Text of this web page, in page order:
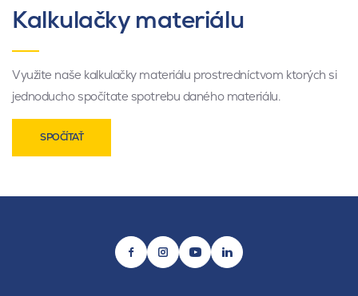
Kalkulačky materiálu
Využite naše kalkulačky materiálu prostredníctvom ktorých si
jednoducho spočítate spotrebu daného materiálu.
SPOČÍTAŤ